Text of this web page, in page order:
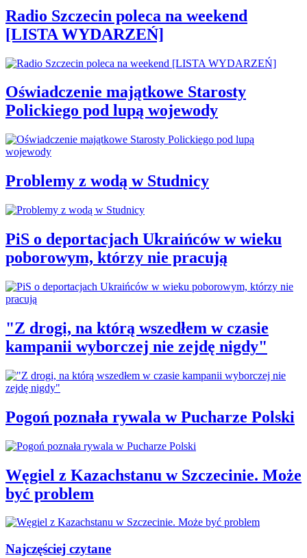
Radio Szczecin poleca na weekend
[LISTA WYDARZEŃ]
Oświadczenie majątkowe Starosty
Polickiego pod lupą wojewody
Problemy z wodą w Studnicy
PiS o deportacjach Ukraińców w wieku
poborowym, którzy nie pracują
"Z drogi, na którą wszedłem w czasie
kampanii wyborczej nie zejdę nigdy"
Pogoń poznała rywala w Pucharze Polski
Węgiel z Kazachstanu w Szczecinie. Może
być problem
Najczęściej czytane